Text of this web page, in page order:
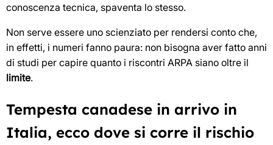
conoscenza tecnica, spaventa lo stesso.
Non serve essere uno scienziato per rendersi conto che,
in effetti, i numeri fanno paura: non bisogna aver fatto anni
di studi per capire quanto i riscontri ARPA siano oltre il
limite.
Tempesta canadese in arrivo in
Italia, ecco dove si corre il rischio